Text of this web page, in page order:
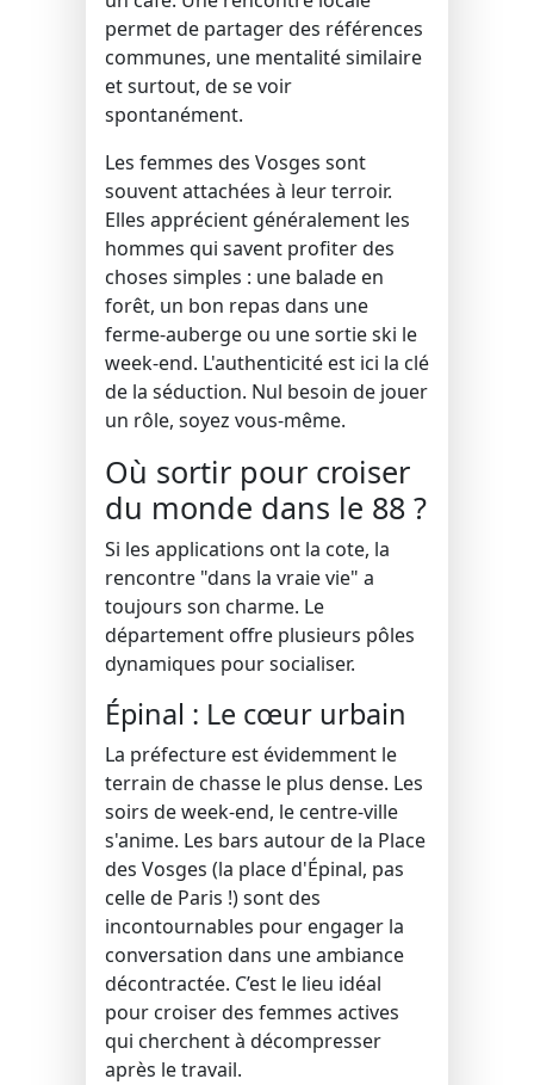
permet de partager des références
communes, une mentalité similaire
et surtout, de se voir
spontanément.
Les femmes des Vosges sont
souvent attachées à leur terroir.
Elles apprécient généralement les
hommes qui savent profiter des
choses simples : une balade en
forêt, un bon repas dans une
ferme-auberge ou une sortie ski le
week-end. L'authenticité est ici la clé
de la séduction. Nul besoin de jouer
un rôle, soyez vous-même.
Où sortir pour croiser
du monde dans le 88 ?
Si les applications ont la cote, la
rencontre "dans la vraie vie" a
toujours son charme. Le
département offre plusieurs pôles
dynamiques pour socialiser.
Épinal : Le cœur urbain
La préfecture est évidemment le
terrain de chasse le plus dense. Les
soirs de week-end, le centre-ville
s'anime. Les bars autour de la Place
des Vosges (la place d'Épinal, pas
celle de Paris !) sont des
incontournables pour engager la
conversation dans une ambiance
décontractée. C’est le lieu idéal
pour croiser des femmes actives
qui cherchent à décompresser
après le travail.